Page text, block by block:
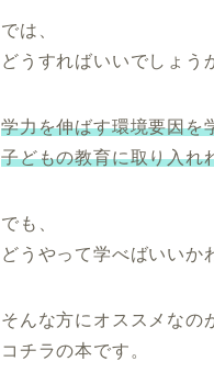
では、
どうすればいいでしょう
学力を伸ばす環境要因を
子どもの教育に取り入れ
でも、
どうやって学べばいいか
そんな方にオススメなの
コチラの本です。